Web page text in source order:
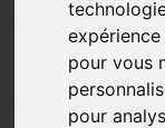
pour vous
pour
Gel200Ml
A-DERMA